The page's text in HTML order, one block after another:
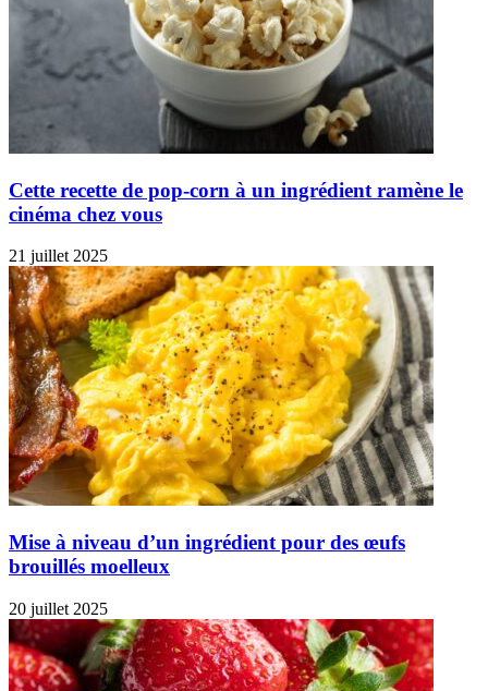
Cette recette de pop-corn à un ingrédient ramène le
cinéma chez vous
21 juillet 2025
Mise à niveau d’un ingrédient pour des œufs
brouillés moelleux
20 juillet 2025